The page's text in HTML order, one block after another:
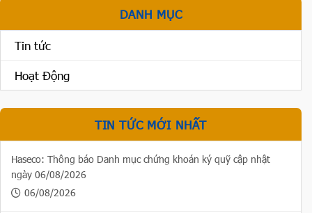
DANH MỤC
Tin tức
Hoạt Động
TIN TỨC MỚI NHẤT
Haseco: Thông báo Danh mục chứng khoán ký quỹ cập nhật
ngày 06/08/2026
06/08/2026